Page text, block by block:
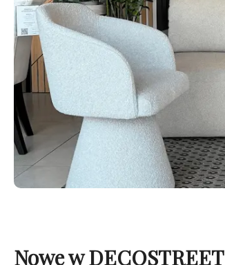
Nowe w DECOSTREET